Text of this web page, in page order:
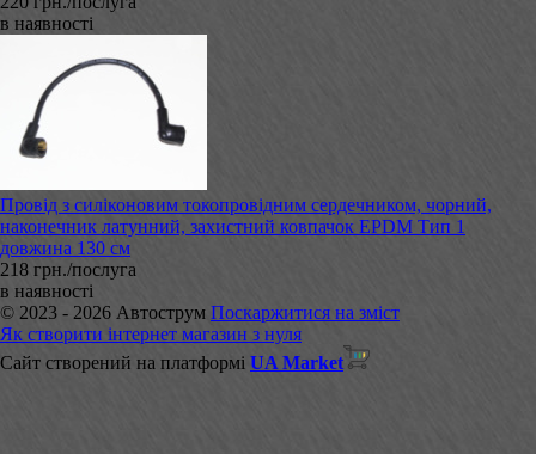
в наявності
Провід з силіконовим токопровідним сердечником, чорний,
наконечник латунний, захистний ковпачок EPDM Тип 1
довжина 130 см
218 грн./послуга
в наявності
© 2023 - 2026 Автострум Поскаржитися на зміст
Як створити інтернет магазин з нуля
Сайт створений на платформі UA Market